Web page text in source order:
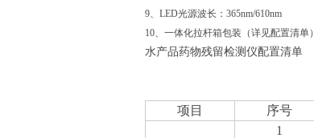
9、LED光源波长：365nm/610nm
10、一体化拉杆箱包装（详见配置清单）
水产品药物残留检测仪配置清单
项目 序号
1